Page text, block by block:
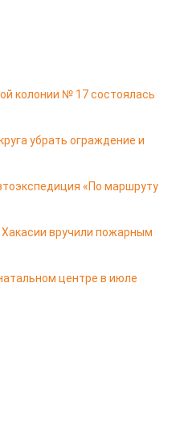
колонии № 17 состоялась
убрать ограждение и
«По маршруту
вручили пожарным
центре в июле